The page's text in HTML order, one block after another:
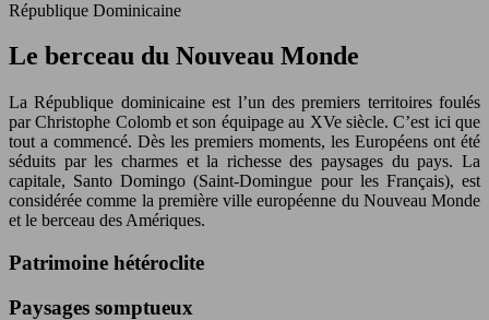
République Dominicaine
Le berceau du Nouveau Monde
La République dominicaine est l’un des premiers territoires foulés
par Christophe Colomb et son équipage au XVe siècle. C’est ici que
tout a commencé. Dès les premiers moments, les Européens ont été
séduits par les charmes et la richesse des paysages du pays. La
capitale, Santo Domingo (Saint-Domingue pour les Français), est
considérée comme la première ville européenne du Nouveau Monde
et le berceau des Amériques.
Patrimoine hétéroclite
Paysages somptueux